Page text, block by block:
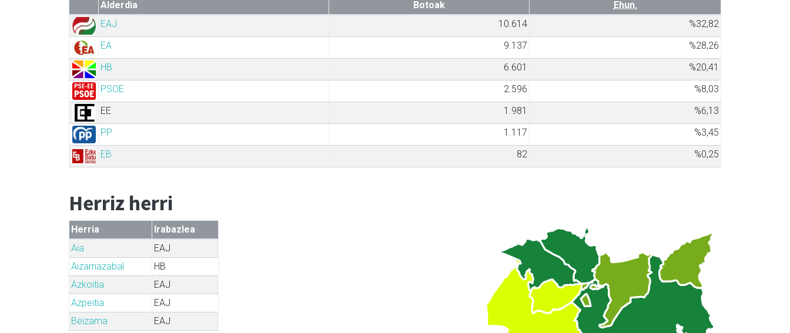
Alderdia Botoak
Ehun.
EAJ
10.614
%32,82
EA
9.137
%28,26
HB
6.601
%20,41
PSOE
2.596
%8,03
EE
1.981
%6,13
PP
1.117
%3,45
EB
82 %0,25
Herriz herri
Herria
Irabazlea
Aia
EAJ
Aizarnazabal
HB
Azkoitia
EAJ
Azpeitia
EAJ
Beizama
EAJ